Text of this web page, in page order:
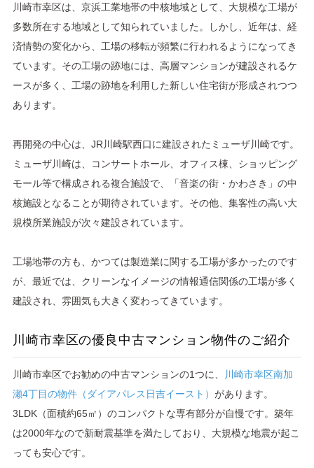
川崎市幸区は、京浜工業地帯の中核地域として、大規模な工場が
多数所在する地域として知られていました。しかし、近年は、経
済情勢の変化から、工場の移転が頻繁に行われるようになってき
ています。その工場の跡地には、高層マンションが建設されるケ
ースが多く、工場の跡地を利用した新しい住宅街が形成されつつ
あります。
再開発の中心は、JR川崎駅西口に建設されたミューザ川崎です。
ミューザ川崎は、コンサートホール、オフィス棟、ショッピング
モール等で構成される複合施設で、「音楽の街・かわさき」の中
核施設となることが期待されています。その他、集客性の高い大
規模所業施設が次々建設されています。
工場地帯の方も、かつては製造業に関する工場が多かったのです
が、最近では、クリーンなイメージの情報通信関係の工場が多く
建設され、雰囲気も大きく変わってきています。
川崎市幸区の優良中古マンション物件のご紹介
川崎市幸区でお勧めの中古マンションの1つに、
川崎市幸区南加
瀬4丁目の物件（ダイアパレス日吉イースト） があります。
3LDK（面積約65㎡）のコンパクトな専有部分が自慢です。築年
は2000年なので新耐震基準を満たしており、大規模な地震が起こ
っても安心です。